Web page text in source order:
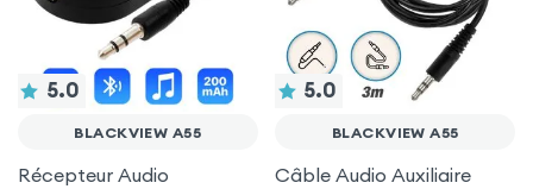
5.0
BLACKVIEW A55
Récepteur Audio
5.0
BLACKVIEW A55
Câble Audio Auxiliaire